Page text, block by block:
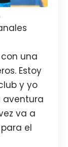
una
Estoy
y yo
aventura
va a
el